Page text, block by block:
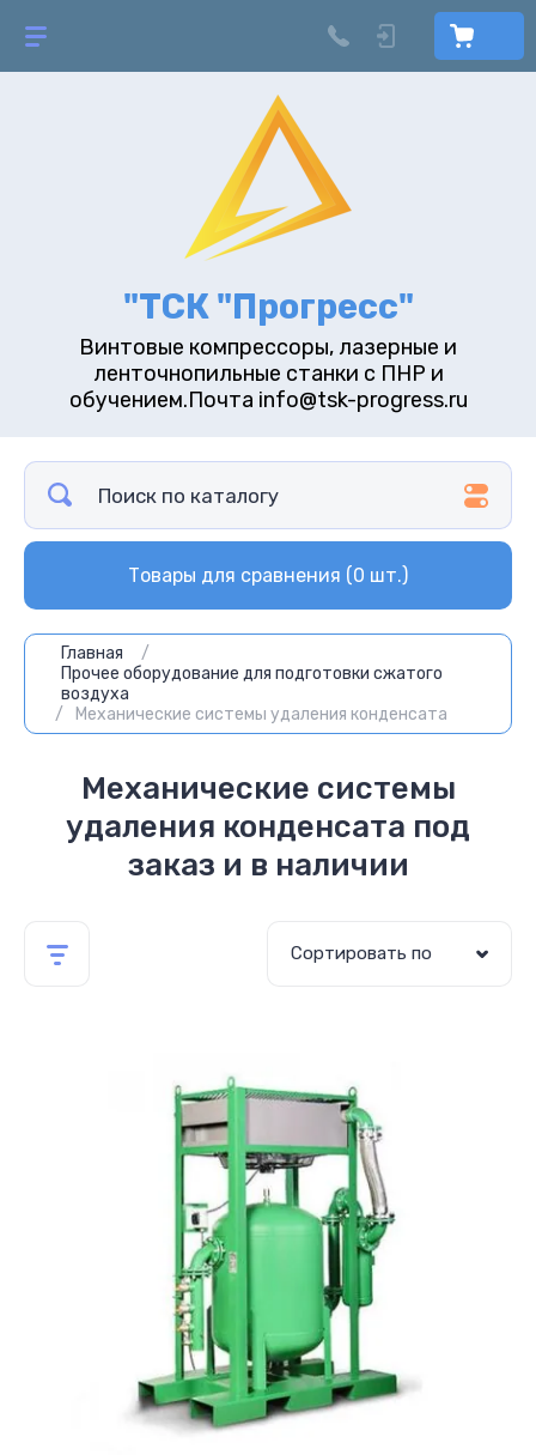
"ТСК "Прогресс"
Винтовые компрессоры, лазерные и
ленточнопильные станки с ПНР и
обучением.Почта info@tsk-progress.ru
Товары для сравнения (0 шт.)
Главная
/
Прочее оборудование для подготовки сжатого
воздуха
/
Механические системы удаления конденсата
Механические системы
удаления конденсата под
заказ и в наличии
Сортировать по